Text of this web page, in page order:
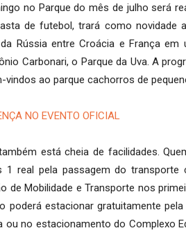
no Parque do mês de julho será
de futebol, trará como novidade
Rússia entre Croácia e França
Carbonari, o Parque da Uva. A
vindos ao parque cachorros de
NO EVENTO OFICIAL
está cheia de facilidades.
1 real pela passagem do transporte
de Mobilidade e Transporte nos
poderá estacionar gratuitamente
ou no estacionamento do Complexo